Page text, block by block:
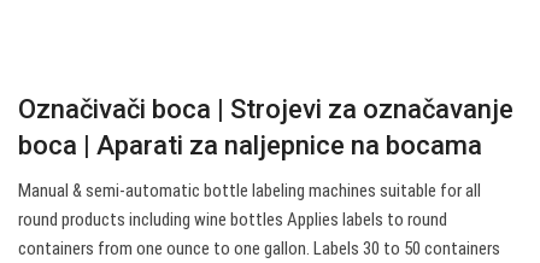
Označivači boca | Strojevi za označavanje
boca | Aparati za naljepnice na bocama
Manual & semi-automatic bottle labeling machines suitable for all
round products including wine bottles Applies labels to round
containers from one ounce to one gallon. Labels 30 to 50 containers